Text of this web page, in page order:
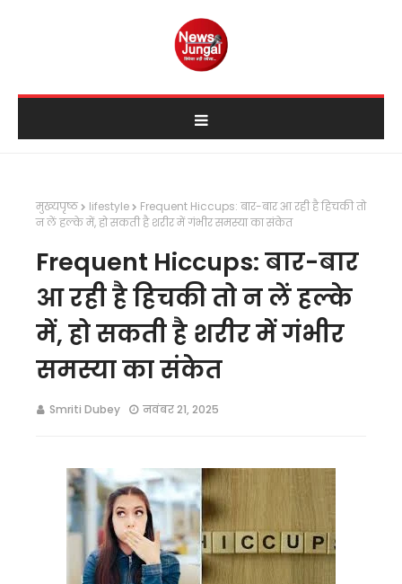
मुख्यपृष्ठ lifestyle
Frequent Hiccups: बार-बार आ रही है हिचकी तो
न लें हल्के में, हो सकती है शरीर में गंभीर समस्या का संकेत
Frequent Hiccups: बार-बार
आ रही है हिचकी तो न लें हल्के
में, हो सकती है शरीर में गंभीर
समस्या का संकेत
Smriti Dubey नवंबर 21, 2025